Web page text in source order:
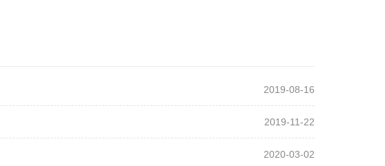
2019-08-16
2019-11-22
2020-03-02